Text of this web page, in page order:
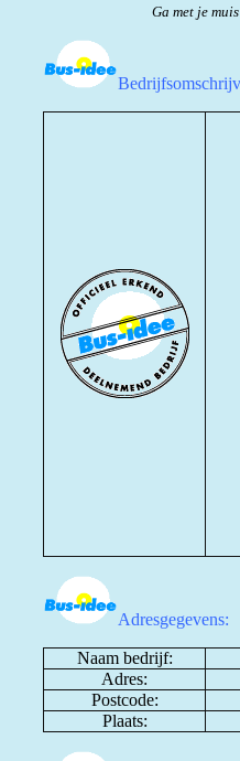
Ga met je
Adresgegevens:
Naam bedrijf:
Adres:
Postcode:
Plaats: